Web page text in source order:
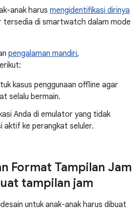
anak harus mengidentifikasi dirinya
tersedia di smartwatch dalam mode
pengalaman mandiri,
kasus penggunaan offline agar
selalu bermain.
Anda di emulator yang tidak
aktif ke perangkat seluler.
Format Tampilan Jam
tampilan jam
untuk anak-anak harus dibuat